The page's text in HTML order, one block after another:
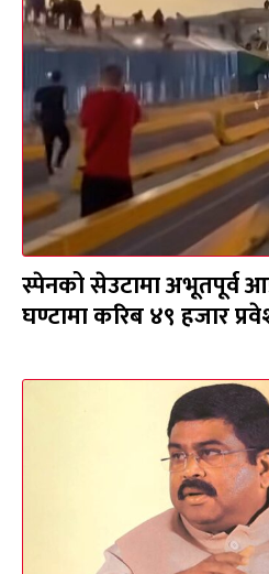
स्पेनको सेउटामा अभूतपूर्व
घण्टामा करिब ४९ हजार